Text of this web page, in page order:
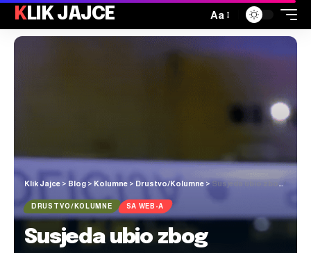
KLIK JAJCE Aa
Klik Jajce > Blog > Kolumne > Drustvo/Kolumne > Susjeda ubio zbog lokalne ceste, dvojica uspjela pobjeći: “Nikad nije bio nasilan, nisam čuo da je ikad napravio neki problem…”
DRUSTVO/KOLUMNE SA WEB-A
Susjeda ubio zbog